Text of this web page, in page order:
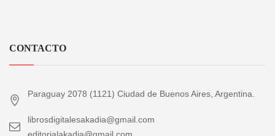
CONTACTO
Paraguay 2078 (1121) Ciudad de Buenos Aires, Argentina.
librosdigitalesakadia@gmail.com